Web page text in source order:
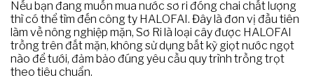
Nếu bạn đang muốn mua nước sơ ri đóng chai chất lượng
thì có thể tìm đến công ty HALOFAI. Đây là đơn vị đầu tiên
làm về nông nghiệp mặn, Sơ Ri là loại cây được HALOFAI
trồng trên đất mặn, không sử dụng bất kỳ giọt nước ngọt
nào để tưới, đảm bảo đúng yêu cầu quy trình trồng trọt
theo tiêu chuẩn.